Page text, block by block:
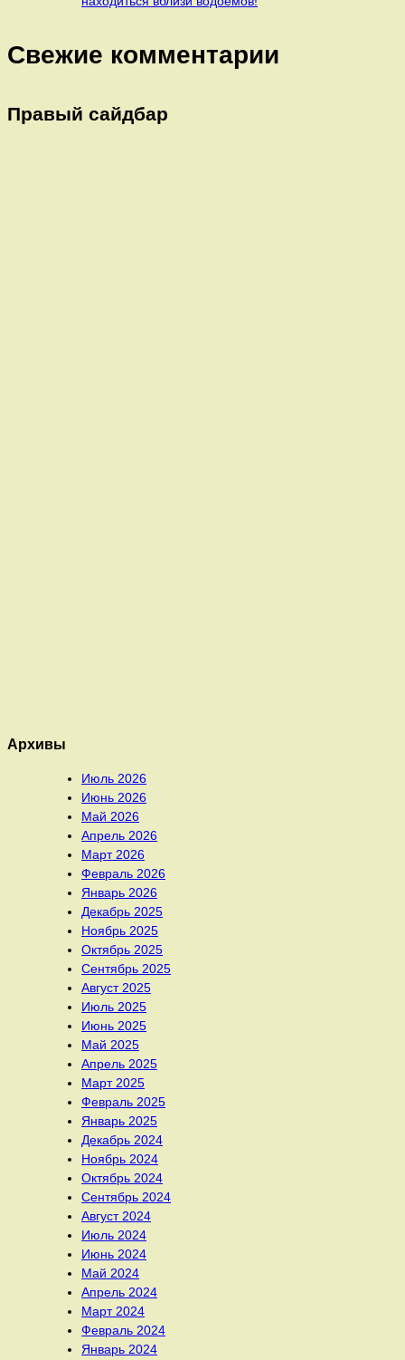
Свежие комментарии
Правый сайдбар
Архивы
Июль 2026
Июнь 2026
Май 2026
Апрель 2026
Март 2026
Февраль 2026
Январь 2026
Декабрь 2025
Ноябрь 2025
Октябрь 2025
Сентябрь 2025
Август 2025
Июль 2025
Июнь 2025
Май 2025
Апрель 2025
Март 2025
Февраль 2025
Январь 2025
Декабрь 2024
Ноябрь 2024
Октябрь 2024
Сентябрь 2024
Август 2024
Июль 2024
Июнь 2024
Май 2024
Апрель 2024
Март 2024
Февраль 2024
Январь 2024